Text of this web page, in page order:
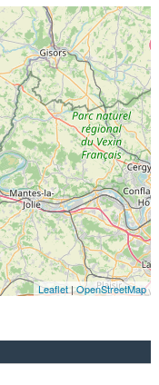
Leaflet|OpenStreetMap